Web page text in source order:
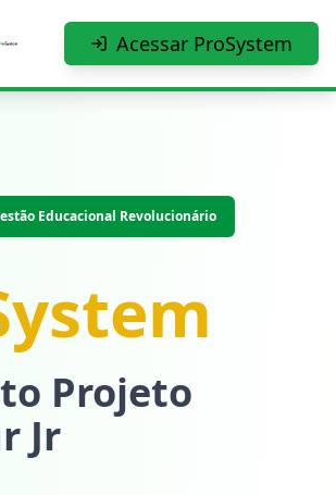
principal
Acessar ProSystem
Educacional Revolucionário
Projeto
Jr